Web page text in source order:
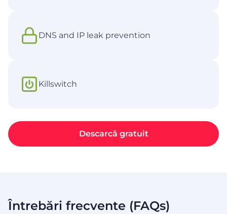
DNS and IP leak prevention
Killswitch
Descarcă gratuit
Întrebări frecvente (FAQs)